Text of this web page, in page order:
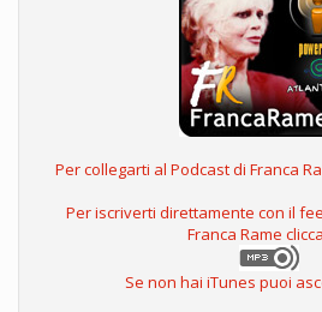
Per collegarti al Podcast di Franca
Per iscriverti direttamente con il
Franca Rame
Se non hai iTunes puoi